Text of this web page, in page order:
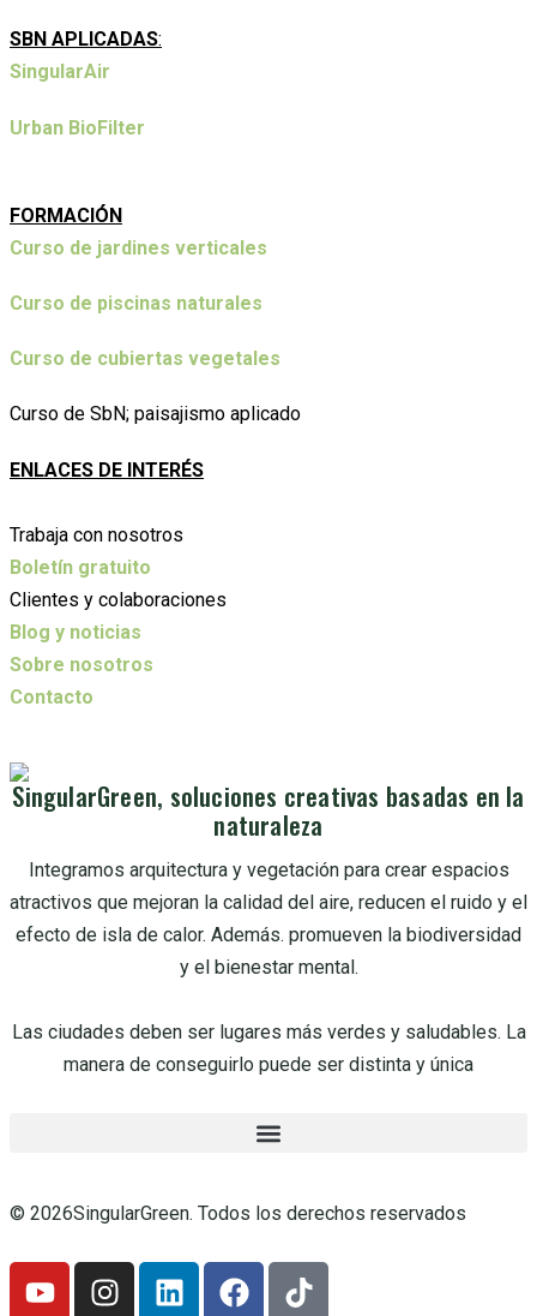
SBN APLICADAS:
SingularAir
Urban BioFilter
FORMACIÓN
Curso de jardines verticales
Curso de piscinas naturales
Curso de cubiertas vegetales
Curso de SbN; paisajismo aplicado
ENLACES DE INTERÉS
Trabaja con nosotros
Boletín gratuito
Clientes y colaboraciones
Blog y noticias
Sobre nosotros
Contacto
SingularGreen, soluciones creativas basadas en la
naturaleza
Integramos arquitectura y vegetación para crear espacios
atractivos que mejoran la calidad del aire, reducen el ruido y el
efecto de isla de calor. Además. promueven la biodiversidad
y el bienestar mental.
Las ciudades deben ser lugares más verdes y saludables. La
manera de conseguirlo puede ser distinta y única
© 2026SingularGreen. Todos los derechos reservados